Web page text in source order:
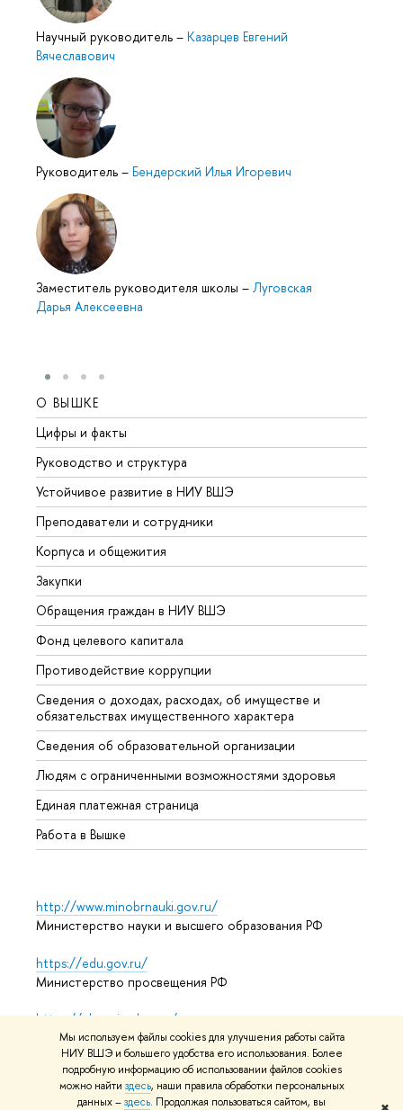
Мы используем файлы cookies для улучшения работы сайта
НИУ ВШЭ и большего удобства его использования. Более
подробную информацию об использовании файлов cookies
можно найти здесь, наши правила обработки персональных
данных –здесь. Продолжая пользоваться сайтом, вы
Научный руководитель – Казарцев Евгений
Вячеславович
Руководитель – Бендерский Илья Игоревич
Заместитель руководителя школы – Луговская
Дарья Алексеевна
О ВЫШКЕ
Цифры и факты
Руководство и структура
Устойчивое развитие в НИУ ВШЭ
Преподаватели и сотрудники
Корпуса и общежития
Закупки
Обращения граждан в НИУ ВШЭ
Фонд целевого капитала
Противодействие коррупции
Сведения о доходах, расходах, об имуществе и
обязательствах имущественного характера
Сведения об образовательной организации
Людям с ограниченными возможностями здоровья
Единая платежная страница
Работа в Вышке
http://www.minobrnauki.gov.ru/
Министерство науки и высшего образования РФ
https://edu.gov.ru/
Министерство просвещения РФ
https://elearning.hse.ru/mooc
Массовые открытые онлайн-курсы
© НИУ ВШЭ 1993–2026 Адреса и контактыУсловия